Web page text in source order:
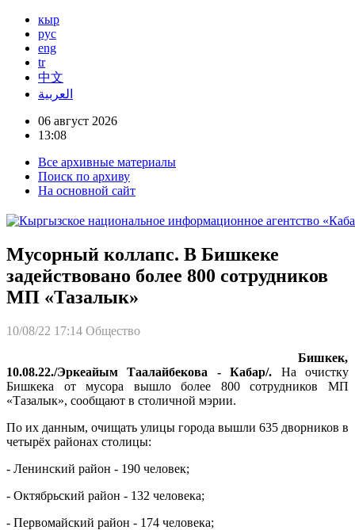
кыр
рус
eng
tr
中文
العربية
06 август 2026
13:08
Все архивные материалы
Поиск по архиву
На основной сайт
Мусорный коллапс. В Бишкеке
задействовано более 800 сотрудников
МП «Тазалык»
10/08/22 17:14 Общество
Бишкек,
10.08.22./Эркеайым Таалайбекова - Кабар/. На очистку
Бишкека от мусора вышло более 800 сотрудников МП
«Тазалык», сообщают в столичной мэрии.
По их данным, очищать улицы города вышли 635 дворников в
четырёх районах столицы:
- Ленинский район - 190 человек;
- Октябрьский район - 132 человека;
- Первомайский район - 174 человека;